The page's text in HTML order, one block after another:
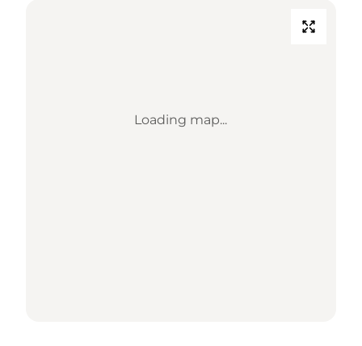
Loading map...